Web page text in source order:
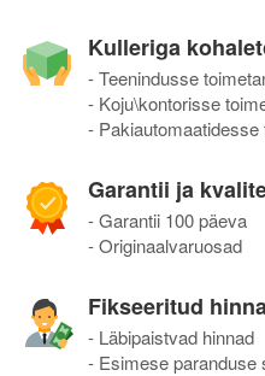
Kulleriga
- Teenindusse
- Koju\kontorisse
- Pakiautomaatidesse
Garantii ja
- Garantii 100 päeva
- Originaalvaruosad
Fikseeritud
- Läbipaistvad hinnad
- Esimese paranduse